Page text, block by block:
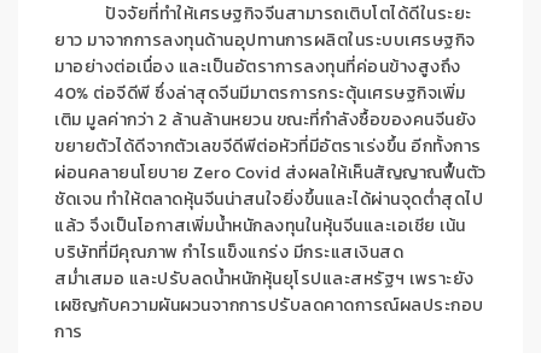
ปัจจัยที่ทำให้เศรษฐกิจจีนสามารถเติบโตได้ดีในระยะ
ยาว มาจากการลงทุนด้านอุปทานการผลิตในระบบเศรษฐกิจ
มาอย่างต่อเนื่อง และเป็นอัตราการลงทุนที่ค่อนข้างสูงถึง
40% ต่อจีดีพี ซึ่งล่าสุดจีนมีมาตรการกระตุ้นเศรษฐกิจเพิ่ม
เติม มูลค่ากว่า 2 ล้านล้านหยวน ขณะที่กำลังซื้อของคนจีนยัง
ขยายตัวได้ดีจากตัวเลขจีดีพีต่อหัวที่มีอัตราเร่งขึ้น อีกทั้งการ
ผ่อนคลายนโยบาย Zero Covid ส่งผลให้เห็นสัญญาณฟื้นตัว
ชัดเจน ทำให้ตลาดหุ้นจีนน่าสนใจยิ่งขึ้นและได้ผ่านจุดต่ำสุดไป
แล้ว จึงเป็นโอกาสเพิ่มน้ำหนักลงทุนในหุ้นจีนและเอเชีย เน้น
บริษัทที่มีคุณภาพ กำไรแข็งแกร่ง มีกระแสเงินสด
สม่ำเสมอ และปรับลดน้ำหนักหุ้นยุโรปและสหรัฐฯ เพราะยัง
เผชิญกับความผันผวนจากการปรับลดคาดการณ์ผลประกอบ
การ